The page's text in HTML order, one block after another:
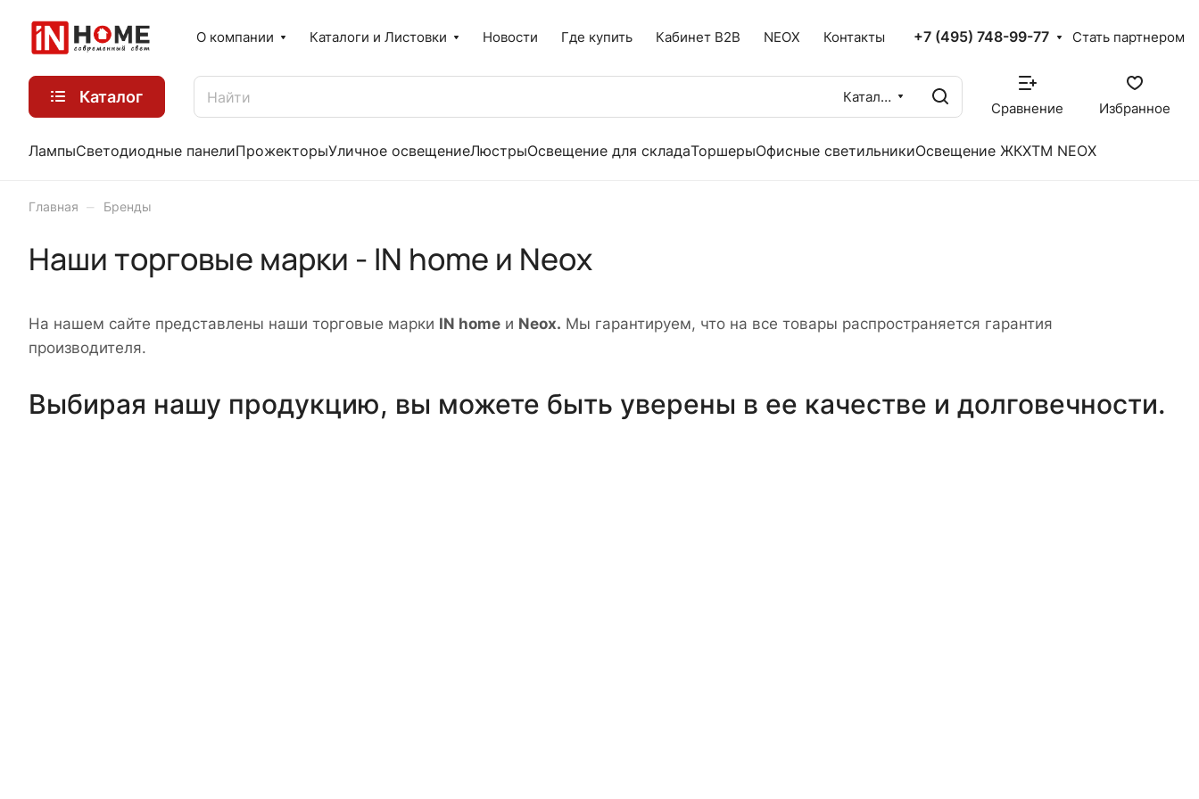
О компании Каталоги и Листовки Новости Где купить Кабинет B2B NEOX Контакты +7 (495) 748-99-77 Стать партнером
Каталог Каталог
Сравнение Избранное
ЛампыСветодиодные панелиПрожекторыУличное освещениеЛюстрыОсвещение для складаТоршерыОфисные светильникиОсвещение ЖКХTM NEOX
Главная – Бренды
Наши торговые марки - IN home и Neox
На нашем сайте представлены наши торговые марки IN home и Neox. Мы гарантируем, что на все товары распространяется гарантия
производителя.
Выбирая нашу продукцию, вы можете быть уверены в ее качестве и долговечности.